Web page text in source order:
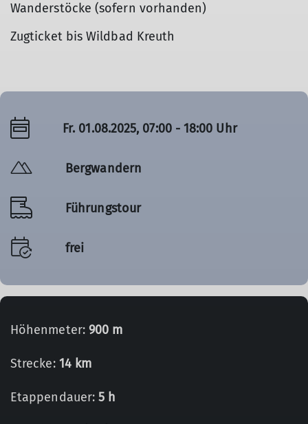
Wanderstöcke (sofern vorhanden)
Zugticket bis Wildbad Kreuth
Fr. 01.08.2025, 07:00 - 18:00 Uhr
Bergwandern
Führungstour
frei
Höhenmeter: 900 m
Strecke: 14 km
Etappendauer:5 h